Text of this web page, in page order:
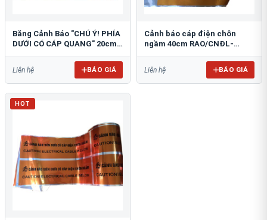
Băng Cảnh Báo "CHÚ Ý! PHÍA
DƯỚI CÓ CÁP QUANG" 20cm
Liên hệ BÁO GIÁ
Cảnh báo cáp điện chôn
ngầm 40cm RAO/CNĐL-
Liên hệ BÁO GIÁ
HOT